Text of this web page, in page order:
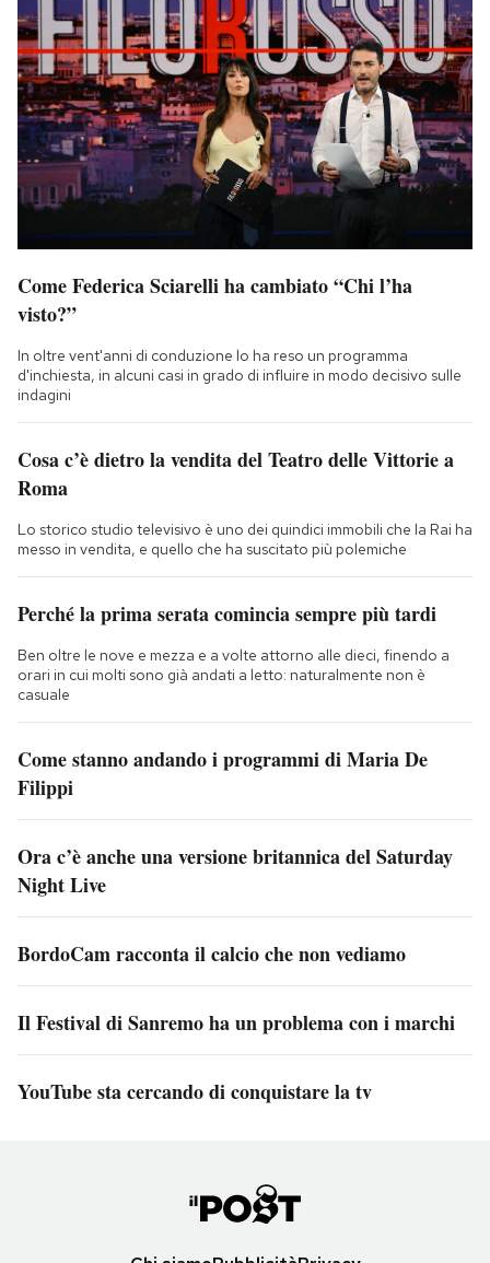
Come Federica Sciarelli ha cambiato “Chi l’ha
visto?”
In oltre vent'anni di conduzione lo ha reso un programma
d'inchiesta, in alcuni casi in grado di influire in modo decisivo sulle
indagini
Cosa c’è dietro la vendita del Teatro delle Vittorie a
Roma
Lo storico studio televisivo è uno dei quindici immobili che la Rai ha
messo in vendita, e quello che ha suscitato più polemiche
Perché la prima serata comincia sempre più tardi
Ben oltre le nove e mezza e a volte attorno alle dieci, finendo a
orari in cui molti sono già andati a letto: naturalmente non è
casuale
Come stanno andando i programmi di Maria De
Filippi
Ora c’è anche una versione britannica del Saturday
Night Live
BordoCam racconta il calcio che non vediamo
Il Festival di Sanremo ha un problema con i marchi
YouTube sta cercando di conquistare la tv